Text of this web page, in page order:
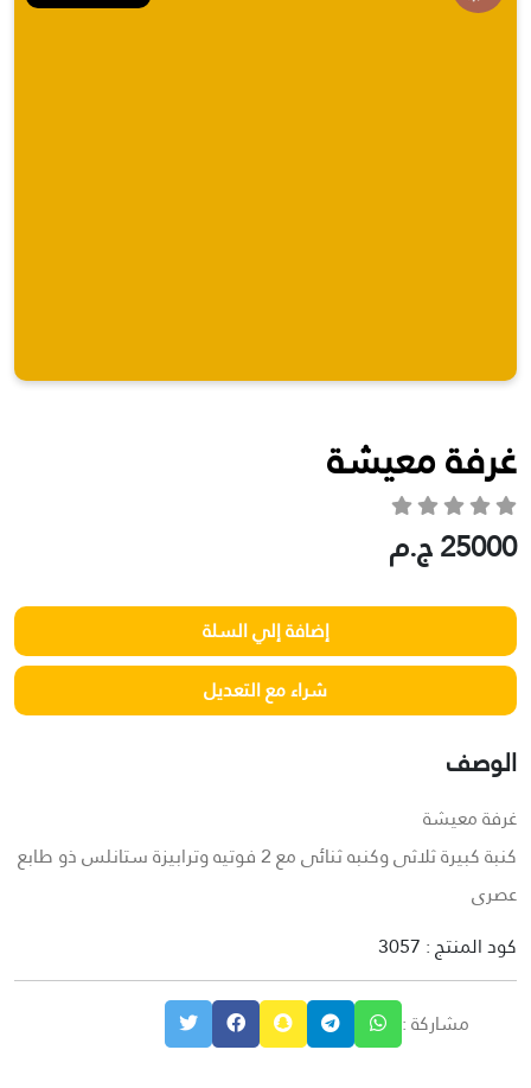
غرفة معيشة
25000 ج.م
الوصف
غرفة معيشة
كنبة كبيرة ثلاثى وكنبه ثنائى مع 2 فوتيه وترابيزة ستانلس ذو طابع
عصرى
كود المنتج : 3057
مشاركة :